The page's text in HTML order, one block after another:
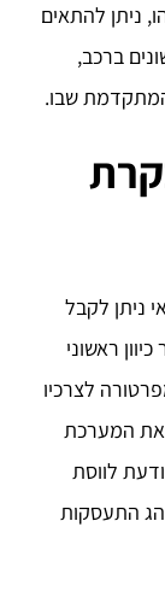
ניתן להתאים
ברכב,
שבו.
ניתן לקבל
ראשוני
לצרכיו
את המערכת
לווסת
התעסקות